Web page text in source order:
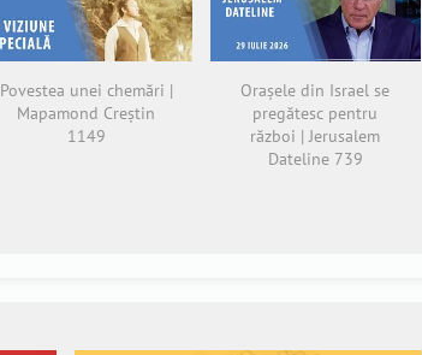
Povestea unei chemări |
Mapamond Creștin
1149
Orașele din Israel se
pregătesc pentru
război | Jerusalem
Dateline 739